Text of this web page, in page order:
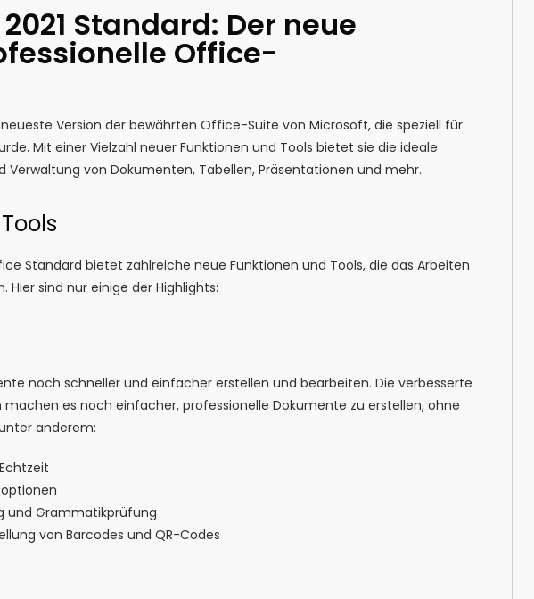
Standard: Der neue
Office-
Version der bewährten Office-Suite von Microsoft, die speziell für
Mit einer Vielzahl neuer Funktionen und Tools bietet sie die ideale
Verwaltung von Dokumenten, Tabellen, Präsentationen und mehr.
Standard bietet zahlreiche neue Funktionen und Tools, die das Arbeiten
sind nur einige der Highlights:
noch schneller und einfacher erstellen und bearbeiten. Die verbesserte
es noch einfacher, professionelle Dokumente zu erstellen, ohne
anderem:
und Grammatikprüfung
von Barcodes und QR-Codes